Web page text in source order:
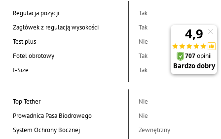
Regulacja pozycji
Tak
Zagłówek z regulacją wysokości
Tak
Test plus
Nie
Fotel obrotowy
Tak
I-Size
Tak
Top Tether
Nie
Prowadnica Pasa Biodrowego
Nie
System Ochrony Bocznej
Zewnętrzny